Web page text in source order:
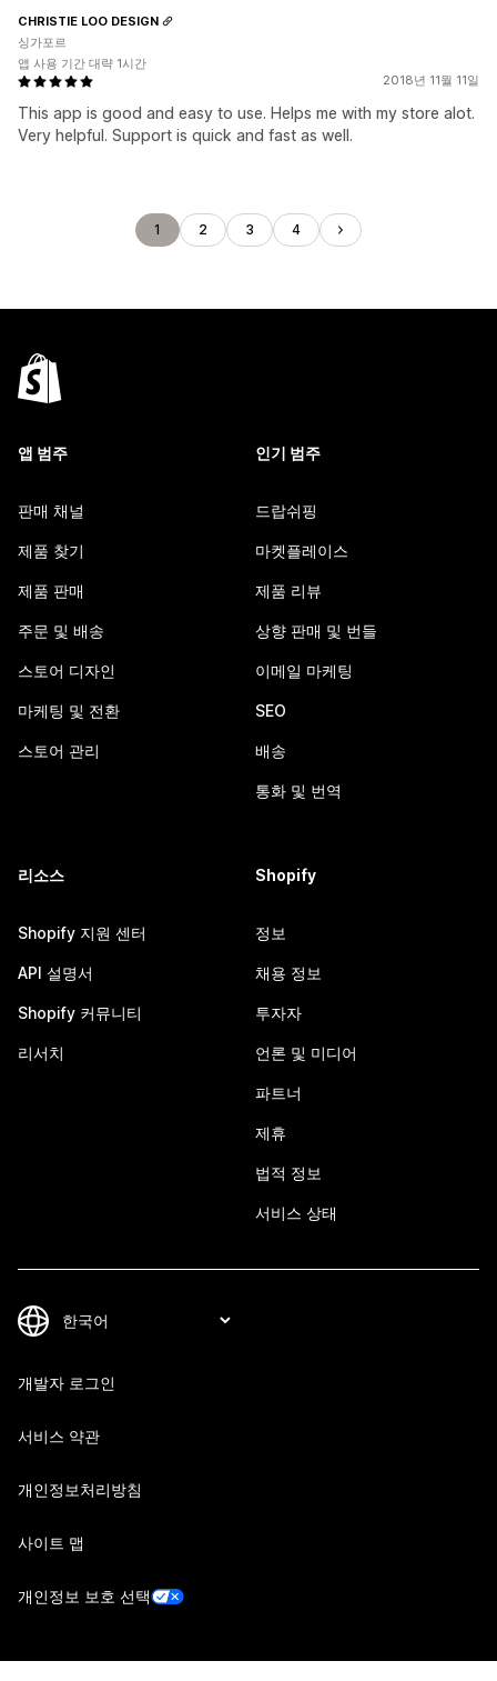
2018년 11월 11일
This app is good and easy to use. Helps me with my store alot.
Very helpful. Support is quick and fast as well.
CHRISTIE LOO DESIGN
싱가포르
앱 사용 기간 대략 1시간
1 2 3 4
앱 범주
판매 채널
제품 찾기
제품 판매
주문 및 배송
스토어 디자인
마케팅 및 전환
스토어 관리
인기 범주
드랍쉬핑
마켓플레이스
제품 리뷰
상향 판매 및 번들
이메일 마케팅
SEO
배송
통화 및 번역
리소스
Shopify 지원 센터
API 설명서
Shopify 커뮤니티
리서치
Shopify
정보
채용 정보
투자자
언론 및 미디어
파트너
제휴
법적 정보
서비스 상태
개발자 로그인
서비스 약관
개인정보처리방침
사이트 맵
개인정보 보호 선택